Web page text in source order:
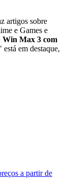
artigos sobre
e Games e
Win Max 3 com
está em destaque,